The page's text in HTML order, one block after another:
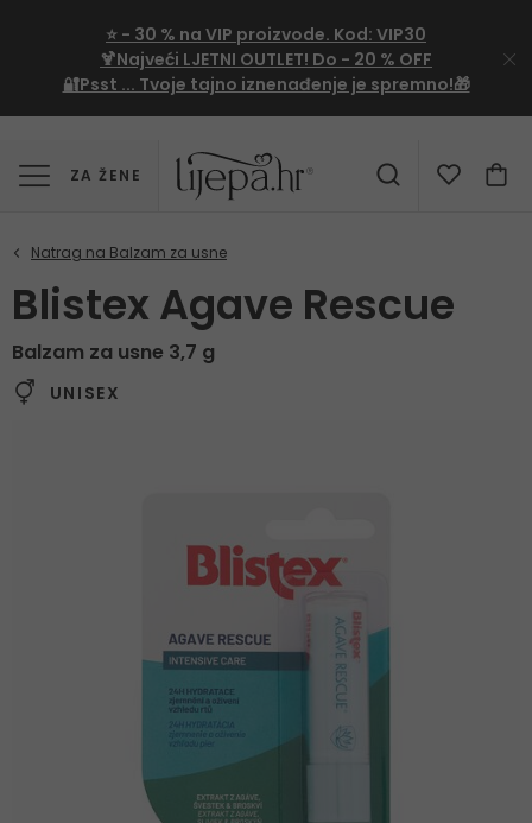
⭐ - 30 % na VIP proizvode. Kod: VIP30
🍹Najveći LJETNI OUTLET! Do - 20 % OFF
🔐Psst ... Tvoje tajno iznenađenje je spremno!🎁
ZA ŽENE
Blistex Agave Rescue
Balzam za usne 3,7 g
UNISEX